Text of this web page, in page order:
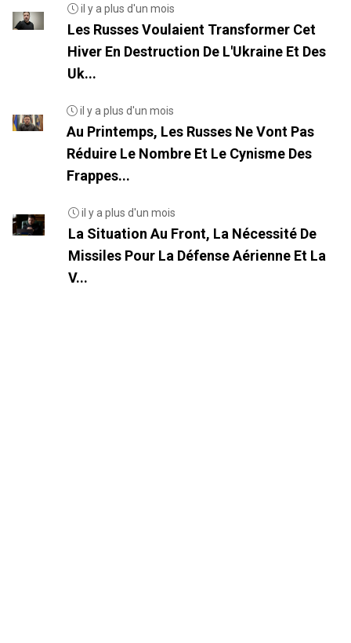
il y a plus d'un mois
Les Russes Voulaient Transformer Cet
Hiver En Destruction De L'Ukraine Et Des
Uk...
il y a plus d'un mois
Au Printemps, Les Russes Ne Vont Pas
Réduire Le Nombre Et Le Cynisme Des
Frappes...
il y a plus d'un mois
La Situation Au Front, La Nécessité De
Missiles Pour La Défense Aérienne Et La
V...